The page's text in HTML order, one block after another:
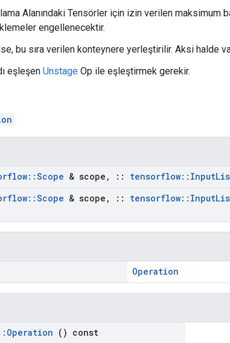
Alanındaki Tensörler için izin verilen maksimum
engellenecektir.
bu sıra verilen konteynere yerleştirilir. Aksi halde
eşleşen Unstage Op ile eşleştirmek gerekir.
::Scope & scope , :: tensorflow:: Input
::Scope & scope , :: tensorflow:: Input
Operation
Operation () const